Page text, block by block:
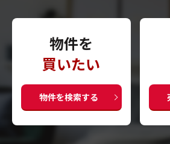
物件を
買いたい
物件を検索する